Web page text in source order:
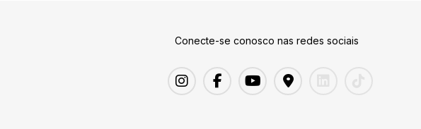
Conecte-se conosco nas redes sociais